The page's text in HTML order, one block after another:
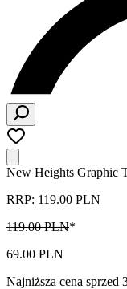
New Heights Graphic
RRP: 119.00 PLN
119.00 PLN*
69.00 PLN
Najniższa cena sprzed